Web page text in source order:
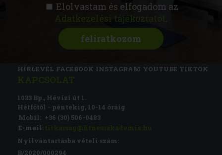
Elolvastam és elfogadom az
Adatkezelési tájékoztatót .
FITNESS AKADÉMIA
RÓLUNK MAGAZIN
CSATLAKOZZ
HÍRLEVÉL FACEBOOK INSTAGRAM YOUTUBE TIKTOK
1033 Bp., Hévízi út 1.
Hétfőtől - péntekig, 10-14 óráig
Mobil: +36 (30) 506-0483
E-mail:
Nyilvántartásba vételi szám:
B/2020/000294